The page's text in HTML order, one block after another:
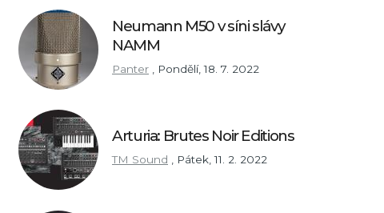
Neumann M50 v síni slávy
NAMM
Panter Pondělí, 18. 7. 2022
Arturia: Brutes Noir Editions
TM Sound Pátek, 11. 2. 2022